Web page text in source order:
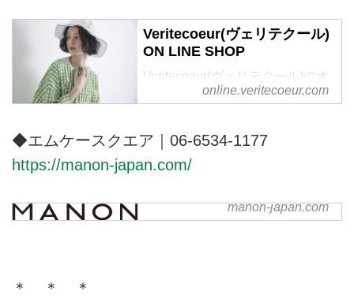
はの豊富な品揃え。新規会員登録
をすると1000円クーポンプレゼ
ント。
Veritecoeur(ヴェリテクール)
ON LINE SHOP
Veritecoeur(ヴェリテクール)のオ
フィシャル通販サイトです。 オ
定商品、ご予約販売、 メールマ
ガジンの配信。
online.veritecoeur.com
◆エムケースクエア｜06-6534-1177
https://manon-japan.com/
manon
manon-japan.com
＊ ＊ ＊